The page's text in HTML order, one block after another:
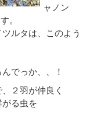
ャノン
。
ルタは、このよう
でっか、、！
２羽が仲良く
る虫を